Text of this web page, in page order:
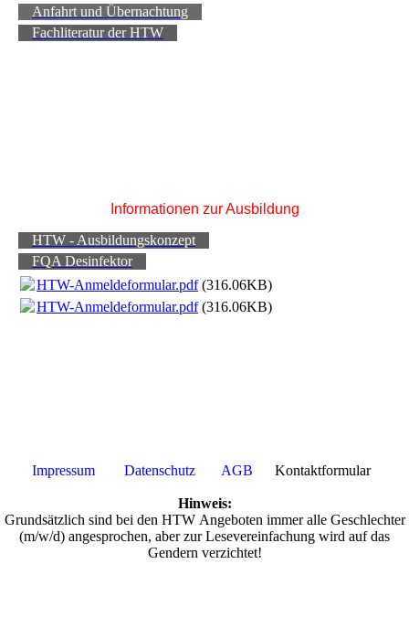
Anfahrt und Übernachtung
Fachliteratur der HTW
Informationen zur Ausbildung
HTW - Ausbildungskonzept
FQA Desinfektor
HTW-Anmeldeformular.pdf(316.06KB)
HTW-Anmeldeformular.pdf(316.06KB)
Impressum Datenschutz AGB Kontaktformular
Hinweis:
Grundsätzlich sind bei den HTW Angeboten immer alle Geschlechter
(m/w/d) angesprochen, aber zur Lesevereinfachung wird auf das
Gendern verzichtet!